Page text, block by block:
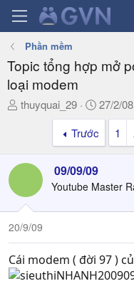
Phần mềm
Topic tổng hợp mở
loại modem
T
a
s
t
a
t
e
r
thuyquai_29
N
g
y
i
27/2/08
Trước
1
09/09/09
Youtube Master
20/9/09
Cái modem ( đời 97 )